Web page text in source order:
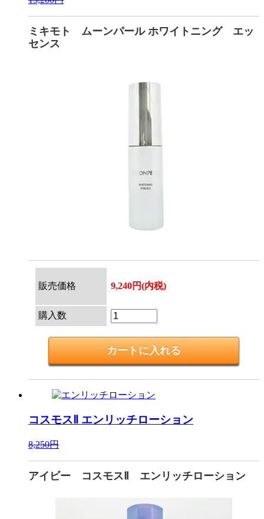
ミキモト ムーンパール ホワイトニング エッ
センス
販売価格 9,240円(内税)
購入数
コスモスⅡ エンリッチローション
8,250円
アイビー コスモスⅡ エンリッチローション